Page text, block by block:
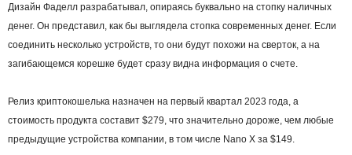
Дизайн Фаделл разрабатывал, опираясь буквально на стопку наличных
денег. Он представил, как бы выглядела стопка современных денег. Если
соединить несколько устройств, то они будут похожи на сверток, а на
загибающемся корешке будет сразу видна информация о счете.
Релиз криптокошелька назначен на первый квартал 2023 года, а
стоимость продукта составит $279, что значительно дороже, чем любые
предыдущие устройства компании, в том числе Nano X за $149.